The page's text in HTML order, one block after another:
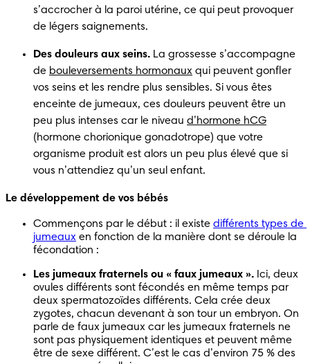
s’accrocher à la paroi utérine, ce qui peut provoquer
de légers saignements.
Des douleurs aux seins. La grossesse s’accompagne
de bouleversements hormonaux qui peuvent gonfler
vos seins et les rendre plus sensibles. Si vous êtes
enceinte de jumeaux, ces douleurs peuvent être un
peu plus intenses car le niveau d’hormone hCG
(hormone chorionique gonadotrope) que votre
organisme produit est alors un peu plus élevé que si
vous n’attendiez qu’un seul enfant.
Le développement de vos bébés
Commençons par le début : il existe différents types de
jumeaux en fonction de la manière dont se déroule la
fécondation :
Les jumeaux fraternels ou « faux jumeaux ». Ici, deux
ovules différents sont fécondés en même temps par
deux spermatozoïdes différents. Cela crée deux
zygotes, chacun devenant à son tour un embryon. On
parle de faux jumeaux car les jumeaux fraternels ne
sont pas physiquement identiques et peuvent même
être de sexe différent. C’est le cas d’environ 75 % des